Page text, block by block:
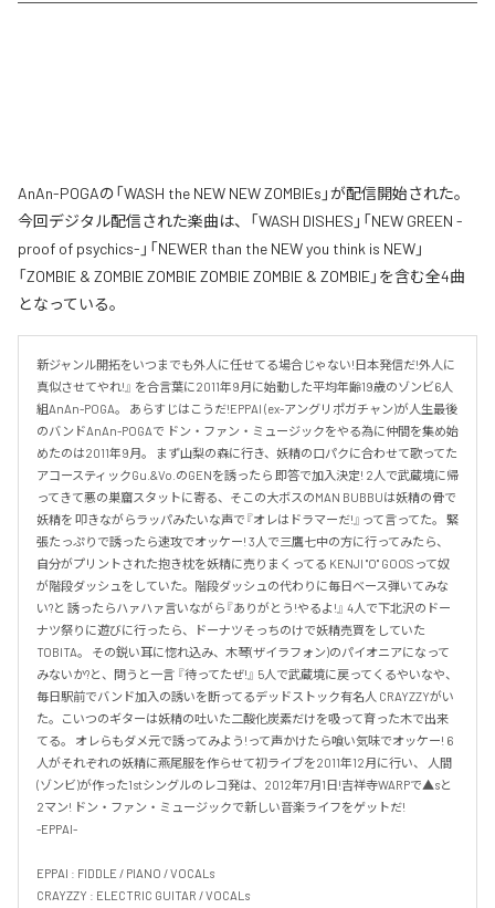
AnAn-POGAの「WASH the NEW NEW ZOMBIEs」が配信開始された。
今回デジタル配信された楽曲は、「WASH DISHES」「NEW GREEN -
proof of psychics-」「NEWER than the NEW you think is NEW」
「ZOMBIE & ZOMBIE ZOMBIE ZOMBIE ZOMBIE & ZOMBIE」を含む全4曲
となっている。
新ジャンル開拓をいつまでも外人に任せてる場合じゃない!日本発信だ!外人に
真似させてやれ!』 を合言葉に2011年9月に始動した平均年齢19歳のゾンビ6人
組AnAn-POGA。 あらすじはこうだ!EPPAI (ex-アングリポガチャン)が人生最後
のバンドAnAn-POGAで ドン・ファン・ミュージックをやる為に仲間を集め始
めたのは2011年9月。 まず山梨の森に行き、妖精の口パクに合わせて歌ってた
アコースティックGu.&Vo.のGENを誘ったら 即答で加入決定! 2人で武蔵境に帰
ってきて悪の巣窟スタットに寄る、そこの大ボスのMAN BUBBUは妖精の骨で
妖精を 叩きながらラッパみたいな声で『オレはドラマーだ!』って言ってた。 緊
張たっぷりで誘ったら速攻でオッケー! 3人で三鷹七中の方に行ってみたら、
自分がプリントされた抱き枕を妖精に売りまくってる KENJI "O" GOOSって奴
が階段ダッシュをしていた。階段ダッシュの代わりに毎日ベース弾いてみな
い?と 誘ったらハァハァ言いながら『ありがとう!やるよ!』 4人で下北沢のドー
ナツ祭りに遊びに行ったら、ドーナツそっちのけで妖精売買をしていた
TOBITA。 その鋭い耳に惚れ込み、木琴(ザイラフォン)のパイオニアになって
みないか?と、問うと一言 『待ってたぜ!』 5人で武蔵境に戻ってくるやいなや、
毎日駅前でバンド加入の誘いを断ってるデッドストック有名人 CRAYZZYがい
た。こいつのギターは妖精の吐いた二酸化炭素だけを吸って育った木で出来
てる。 オレらもダメ元で誘ってみよう!って声かけたら喰い気味でオッケー! 6
人がそれぞれの妖精に燕尾服を作らせて初ライブを2011年12月に行い、 人間
(ゾンビ)が作った1stシングルのレコ発は、2012年7月1日!吉祥寺WARPで▲sと
2マン! ドン・ファン・ミュージックで新しい音楽ライフをゲットだ!
-EPPAI-
EPPAI : FIDDLE / PIANO / VOCALs
CRAYZZY : ELECTRIC GUITAR / VOCALs